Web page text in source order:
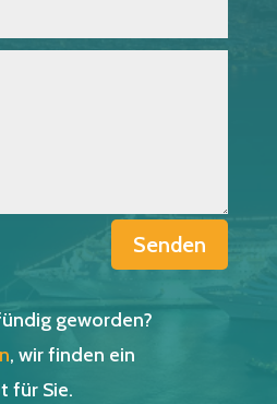
Senden
geworden?
, wir finden ein
für Sie.